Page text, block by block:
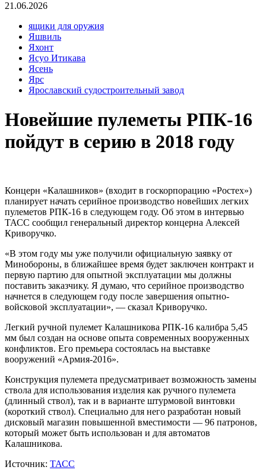
21.06.2026
ящики для оружия
Яшвиль
Яхонт
Ясуо Итикава
Ясень
Ярс
Ярославский судостроительный завод
Новейшие пулеметы РПК-16
пойдут в серию в 2018 году
Концерн «Калашников» (входит в госкорпорацию «Ростех»)
планирует начать серийное производство новейших легких
пулеметов РПК-16 в следующем году. Об этом в интервью
ТАСС сообщил генеральный директор концерна Алексей
Криворучко.
«В этом году мы уже получили официальную заявку от
Минобороны, в ближайшее время будет заключен контракт и
первую партию для опытной эксплуатации мы должны
поставить заказчику. Я думаю, что серийное производство
начнется в следующем году после завершения опытно-
войсковой эксплуатации», — сказал Криворучко.
Легкий ручной пулемет Калашникова РПК-16 калибра 5,45
мм был создан на основе опыта современных вооруженных
конфликтов. Его премьера состоялась на выставке
вооружений «Армия-2016».
Конструкция пулемета предусматривает возможность замены
ствола для использования изделия как ручного пулемета
(длинный ствол), так и в варианте штурмовой винтовки
(короткий ствол). Специально для него разработан новый
дисковый магазин повышенной вместимости — 96 патронов,
который может быть использован и для автоматов
Калашникова.
Источник: ТАСС